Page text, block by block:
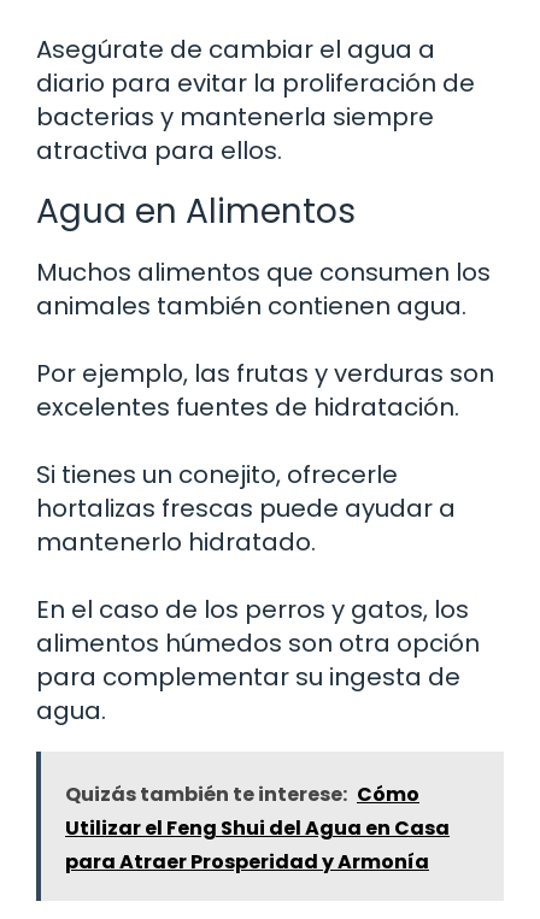
Asegúrate de cambiar el agua a
diario para evitar la proliferación de
bacterias y mantenerla siempre
atractiva para ellos.
Agua en Alimentos
Muchos alimentos que consumen los
animales también contienen agua.
Por ejemplo, las frutas y verduras son
excelentes fuentes de hidratación.
Si tienes un conejito, ofrecerle
hortalizas frescas puede ayudar a
mantenerlo hidratado.
En el caso de los perros y gatos, los
alimentos húmedos son otra opción
para complementar su ingesta de
agua.
Quizás también te interese: Cómo
Utilizar el Feng Shui del Agua en Casa
para Atraer Prosperidad y Armonía